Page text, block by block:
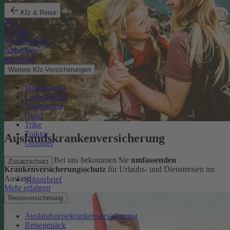
Kfz & Reise
Pkw
E-Auto
Kleinkraftrad
Anhänger
Motorrad
Weitere Kfz-Versicherungen
Wohnwagen
Lieferwagen
Wohnmobil
Quad
Trike
Traktor
Oldtimer
Zusatzschutz
Schutzbrief
Reiseversicherung
Auslandsreisekrankenversicherung
Reisegepäck
Auslandskrankenversicherung
Sorglos reisen: Bei uns bekommen Sie umfassenden
Krankenversicherungsschutz für Urlaubs- und Dienstreisen im
Ausland.
Mehr erfahren